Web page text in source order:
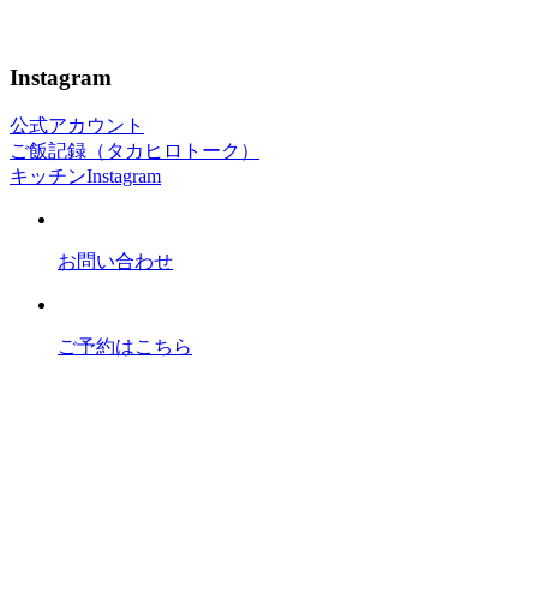
Instagram
公式アカウント
ご飯記録（タカヒロトーク）
キッチンInstagram
お問い合わせ
ご予約はこちら